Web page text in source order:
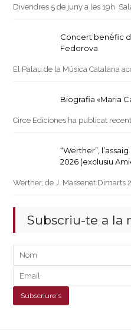
Divendres 5 de juny a les 19h
Concert benèfic
Fedorova
El Palau de la Música Catalana
Biografia «Maria
Circe Ediciones ha publicat
“Werther”,
2026 (exclusiu
Werther, de J. Massenet Dimarts
Subscriu-te a la